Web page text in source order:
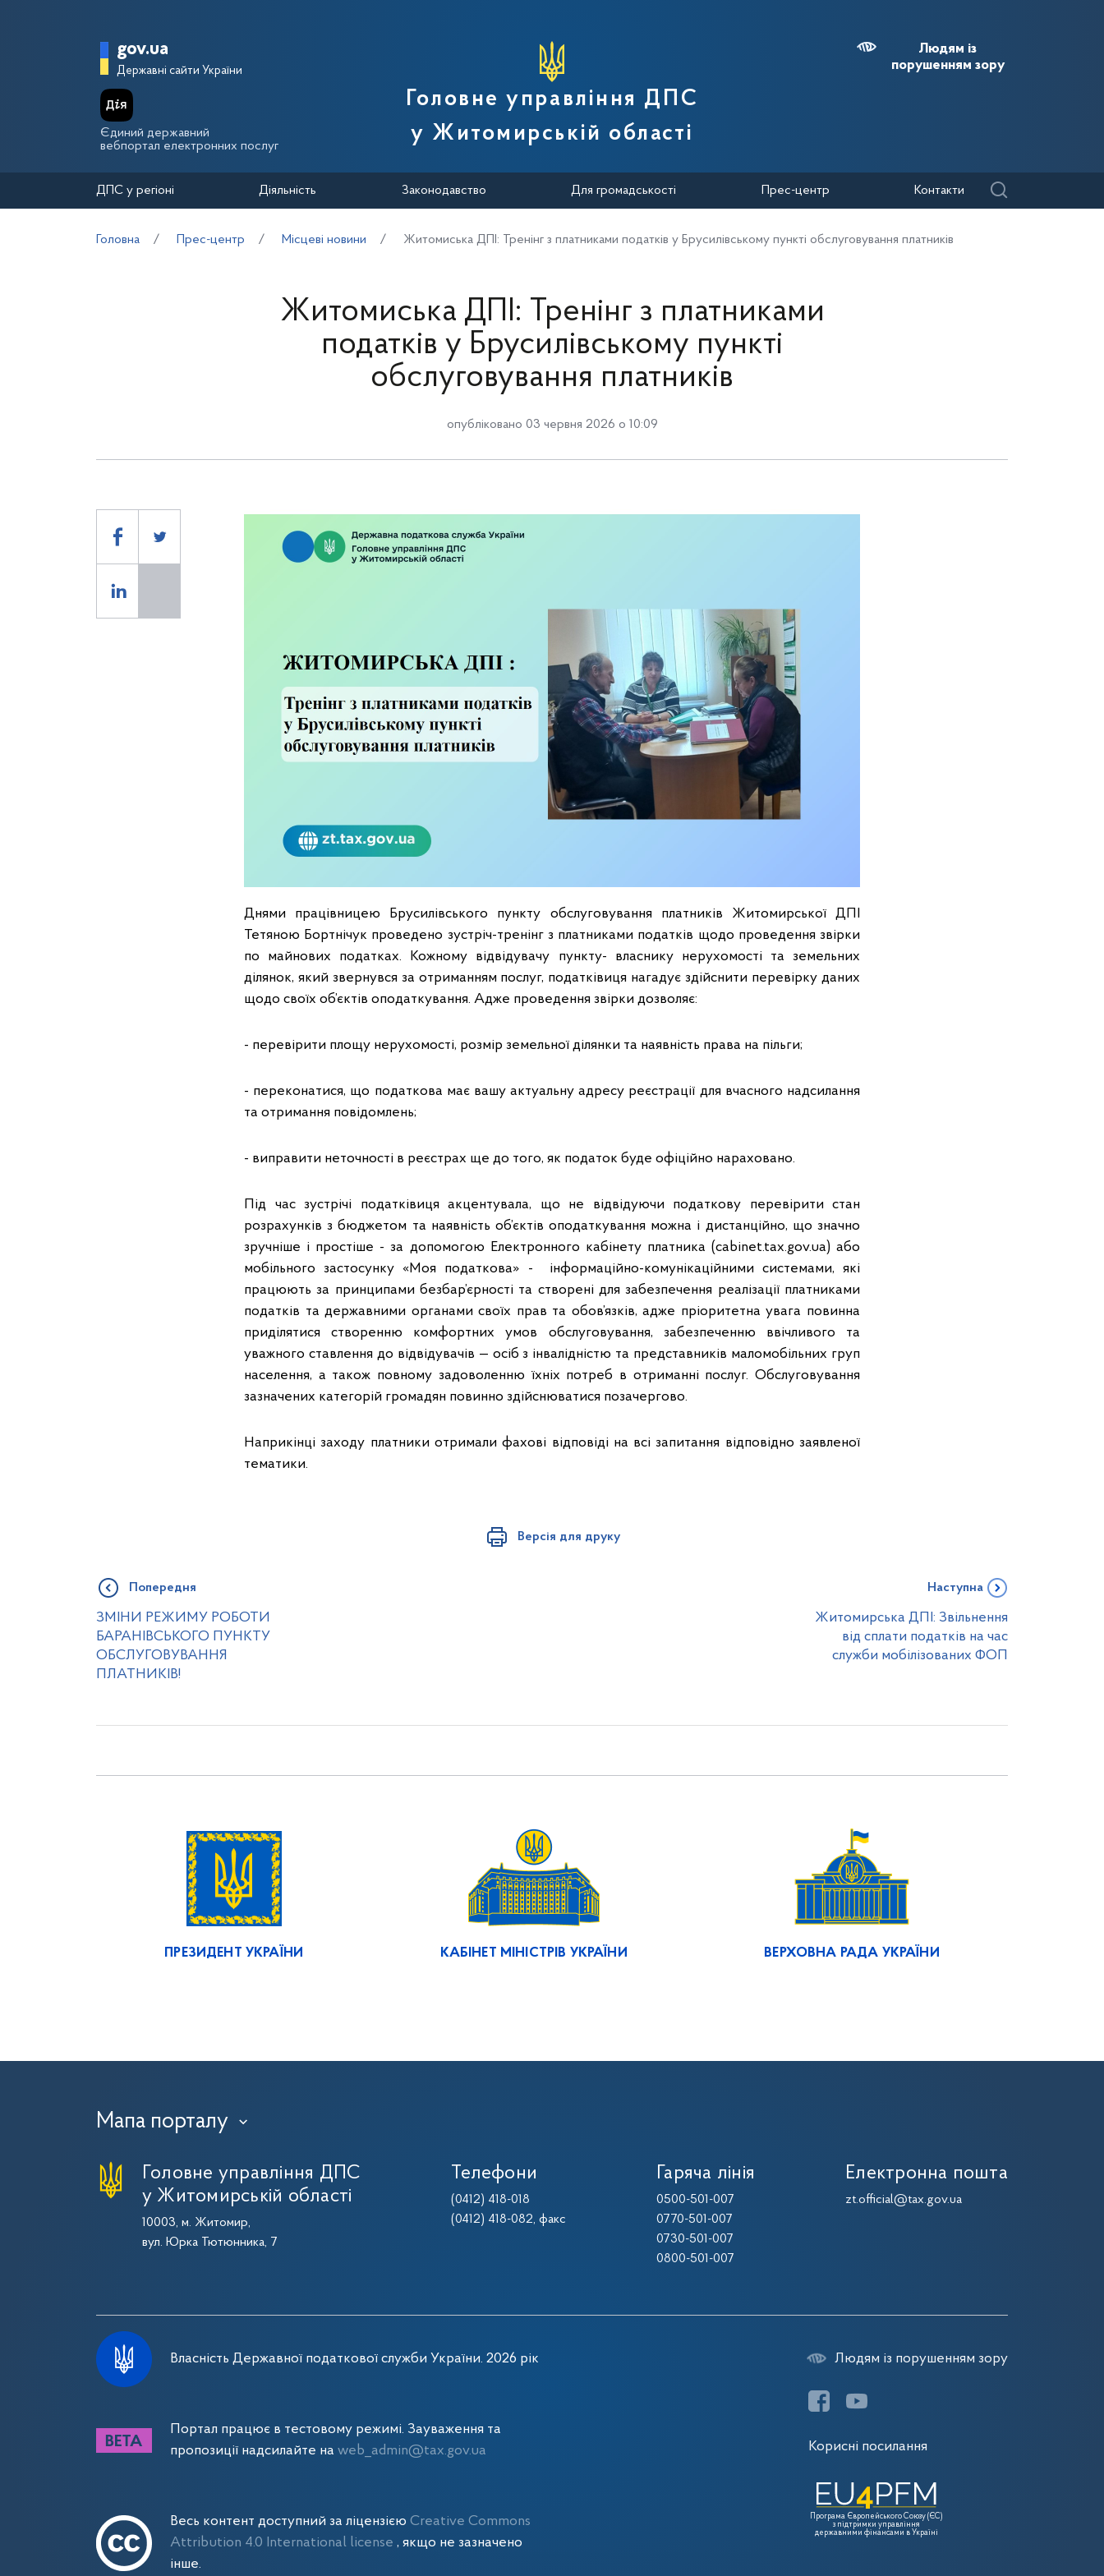
Головна сторінка Державної податкової служби України
gov.ua
Державні сайти України
Єдиний державний
вебпортал електронних послуг
Головне управління ДПС
у Житомирській області
Людям із
порушенням зору
ДПС у регіоні Діяльність Законодавство Для громадськості Прес-центр Контакти
Головна Прес-центр Місцеві новини Житомиська ДПІ: Тренінг з платниками податків у Брусилівському пункті обслуговування платників
Житомиська ДПІ: Тренінг з платниками
податків у Брусилівському пункті
обслуговування платників
опубліковано 03 червня 2026 о 10:09
Днями працівницею Брусилівського пункту обслуговування платників Житомирської ДПІ
Тетяною Бортнічук проведено зустріч-тренінг з платниками податків щодо проведення звірки
по майнових податках. Кожному відвідувачу пункту- власнику нерухомості та земельних
ділянок, який звернувся за отриманням послуг, податківиця нагадує здійснити перевірку даних
щодо своїх об’єктів оподаткування. Адже проведення звірки дозволяє:
- перевірити площу нерухомості, розмір земельної ділянки та наявність права на пільги;
- переконатися, що податкова має вашу актуальну адресу реєстрації для вчасного надсилання
та отримання повідомлень;
- виправити неточності в реєстрах ще до того, як податок буде офіційно нараховано.
Під час зустрічі податківиця акцентувала, що не відвідуючи податкову перевірити стан
розрахунків з бюджетом та наявність об’єктів оподаткування можна і дистанційно, що значно
зручніше і простіше - за допомогою Електронного кабінету платника (cabinet.tax.gov.ua) або
мобільного застосунку «Моя податкова» - інформаційно-комунікаційними системами, які
працюють за принципами безбар’єрності та створені для забезпечення реалізації платниками
податків та державними органами своїх прав та обов’язків, адже пріоритетна увага повинна
приділятися створенню комфортних умов обслуговування, забезпеченню ввічливого та
уважного ставлення до відвідувачів — осіб з інвалідністю та представників маломобільних груп
населення, а також повному задоволенню їхніх потреб в отриманні послуг. Обслуговування
зазначених категорій громадян повинно здійснюватися позачергово.
Наприкінці заходу платники отримали фахові відповіді на всі запитання відповідно заявленої
тематики.
Версія для друку
Попередня
ЗМІНИ РЕЖИМУ РОБОТИ
БАРАНІВСЬКОГО ПУНКТУ
ОБСЛУГОВУВАННЯ
ПЛАТНИКІВ!
Наступна
Житомирська ДПІ: Звільнення
від сплати податків на час
служби мобілізованих ФОП
ПРЕЗИДЕНТ УКРАЇНИ КАБІНЕТ МІНІСТРІВ УКРАЇНИ ВЕРХОВНА РАДА УКРАЇНИ
Мапа порталу ›
Головне управління ДПС
у Житомирській області
10003, м. Житомир,
вул. Юрка Тютюнника, 7
Телефони
(0412) 418-018
(0412) 418-082, факс
Гаряча лінія
0500-501-007
0770-501-007
0730-501-007
0800-501-007
Електронна пошта
zt.official@tax.gov.ua
Власність Державної податкової служби України. 2026 рік
Портал працює в тестовому режимі. Зауваження та
пропозиції надсилайте на web_admin@tax.gov.ua
Весь контент доступний за ліцензією Creative Commons
Attribution 4.0 International license , якщо не зазначено
інше.
Людям із порушенням зору
Корисні посилання
Програма Європейського Союзу (ЄС)
з підтримки управління
державними фінансами в Україні